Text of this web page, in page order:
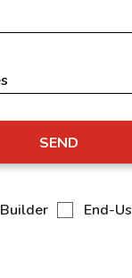
SEND
Builder End-